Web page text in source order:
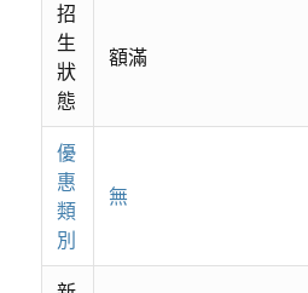
招
生
狀
態
額滿
優
惠
類
別
無